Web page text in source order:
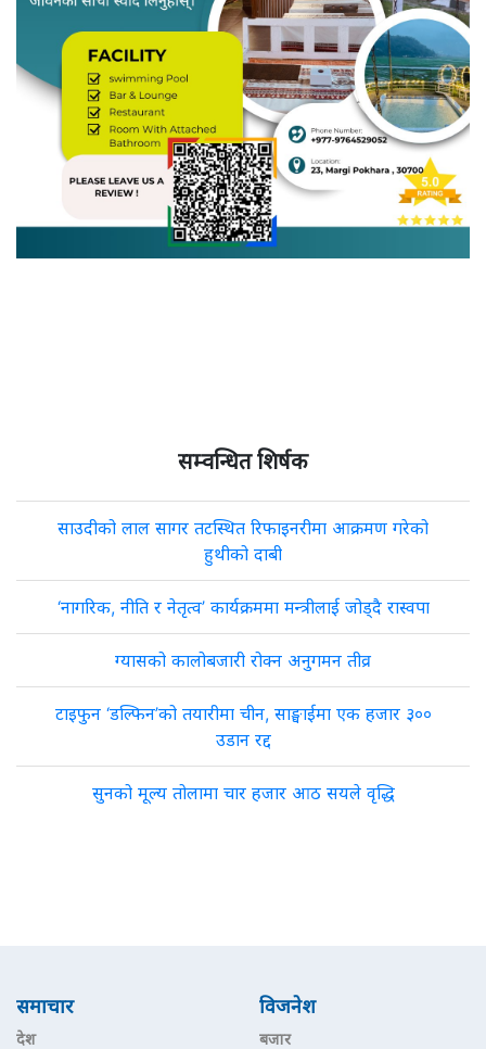
सम्वन्धित शिर्षक
साउदीको लाल सागर तटस्थित रिफाइनरीमा आक्रमण गरेको
हुथीको दाबी
‘नागरिक, नीति र नेतृत्व’ कार्यक्रममा मन्त्रीलाई जोड्दै रास्वपा
ग्यासको कालोबजारी रोक्न अनुगमन तीव्र
टाइफुन ‘डल्फिन’को तयारीमा चीन, साङ्घाईमा एक हजार ३००
उडान रद्द
सुनको मूल्य तोलामा चार हजार आठ सयले वृद्धि
समाचार
देश
विजनेश
बजार